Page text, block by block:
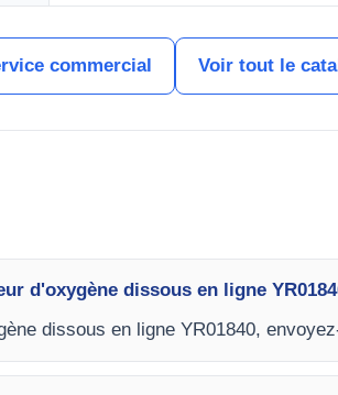
commercial Voir tout le
d'oxygène dissous en ligne
dissous en ligne YR01840,